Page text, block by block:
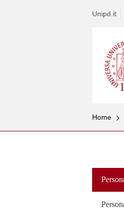
Unipd.it
Home